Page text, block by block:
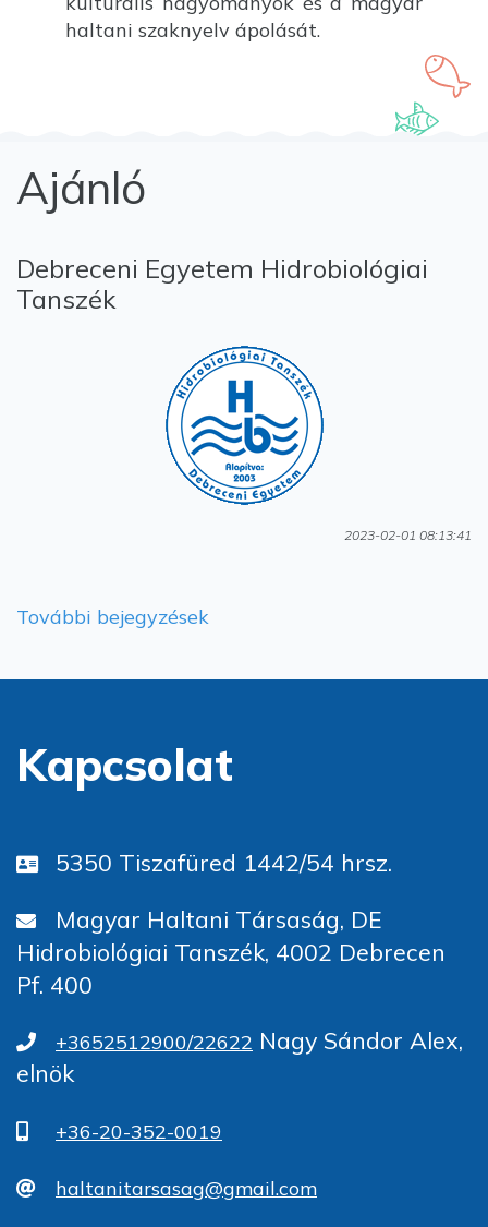
haltani szaknyelv ápolását.
Ajánló
Debreceni Egyetem Hidrobiológiai
Tanszék
2023-02-01 08:13:41
További bejegyzések
Kapcsolat
5350 Tiszafüred 1442/54 hrsz.
Magyar Haltani Társaság, DE
Hidrobiológiai Tanszék, 4002 Debrecen
Pf. 400
+3652512900/22622 Nagy Sándor Alex,
elnök
+36-20-352-0019
haltanitarsasag@gmail.com